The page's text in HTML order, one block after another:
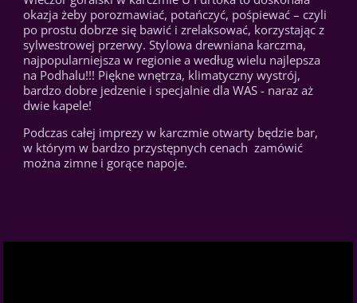
okazja żeby porozmawiać, potańczyć, pośpiewać – czyli
po prostu dobrze się bawić i zrelaksować, korzystając z
sylwestrowej przerwy. Stylowa drewniana karczma,
najpopularniejsza w regionie a według wielu najlepsza
na Podhalu!!! Piękne wnętrza, klimatyczny wystrój,
bardzo dobre jedzenie i specjalnie dla WAS - naraz aż
dwie kapele!
Podczas całej imprezy w karczmie otwarty będzie bar,
w którym w bardzo przystępnych cenach zamówić
można zimne i gorące napoje.